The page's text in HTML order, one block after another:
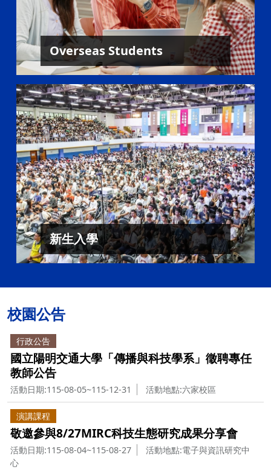
Overseas Students
新生入學
校園公告
行政公告
國立陽明交通大學「傳播與科技學系」徵聘專任
教師公告
活動日期:115-08-05~115-12-31 活動地點:六家校區
演講課程
敬邀參與8/27MIRC科技生態研究成果分享會
活動日期:115-08-04~115-08-27
活動地點:電子與資訊研究中
心